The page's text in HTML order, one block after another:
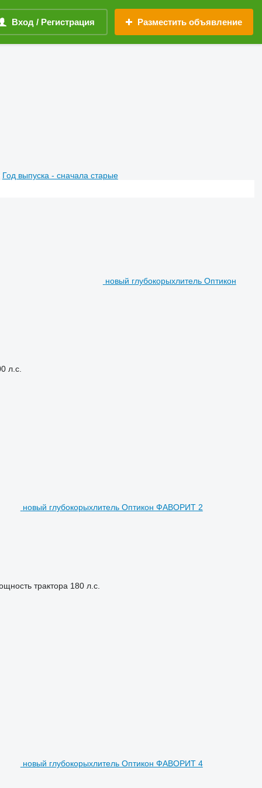
Вход / Регистрация Разместить объявление
Год выпуска - сначала старые
новый глубокорыхлитель Оптикон
л.с.
новый глубокорыхлитель Оптикон ФАВОРИТ 2
трактора 180 л.с.
новый глубокорыхлитель Оптикон ФАВОРИТ 4